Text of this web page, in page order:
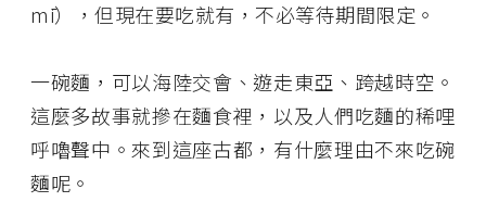
mī），但現在要吃就有，不必等待期間限定。
一碗麵，可以海陸交會、遊走東亞、跨越時空。
這麼多故事就摻在麵食裡，以及人們吃麵的稀哩
呼嚕聲中。來到這座古都，有什麼理由不來吃碗
麵呢。